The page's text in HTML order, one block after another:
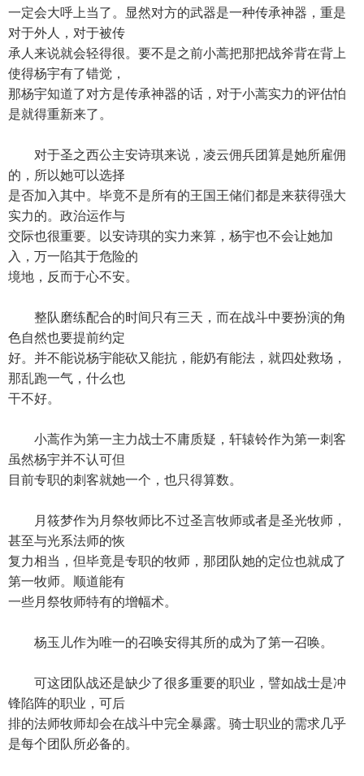
一定会大呼上当了。显然对方的武器是一种传承神器，重是
对于外人，对于被传
承人来说就会轻得很。要不是之前小蒿把那把战斧背在背上
使得杨宇有了错觉，
那杨宇知道了对方是传承神器的话，对于小蒿实力的评估怕
是就得重新来了。
对于圣之西公主安诗琪来说，凌云佣兵团算是她所雇佣
的，所以她可以选择
是否加入其中。毕竟不是所有的王国王储们都是来获得强大
实力的。政治运作与
交际也很重要。以安诗琪的实力来算，杨宇也不会让她加
入，万一陷其于危险的
境地，反而于心不安。
整队磨练配合的时间只有三天，而在战斗中要扮演的角
色自然也要提前约定
好。并不能说杨宇能砍又能抗，能奶有能法，就四处救场，
那乱跑一气，什么也
干不好。
小蒿作为第一主力战士不庸质疑，轩辕铃作为第一刺客
虽然杨宇并不认可但
目前专职的刺客就她一个，也只得算数。
月筱梦作为月祭牧师比不过圣言牧师或者是圣光牧师，
甚至与光系法师的恢
复力相当，但毕竟是专职的牧师，那团队她的定位也就成了
第一牧师。顺道能有
一些月祭牧师特有的增幅术。
杨玉儿作为唯一的召唤安得其所的成为了第一召唤。
可这团队战还是缺少了很多重要的职业，譬如战士是冲
锋陷阵的职业，可后
排的法师牧师却会在战斗中完全暴露。骑士职业的需求几乎
是每个团队所必备的。